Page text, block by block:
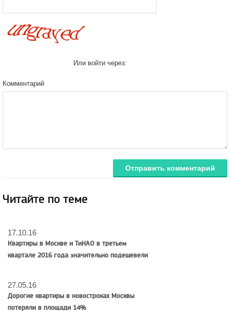
Или войти через:
Комментарий
Отправить комментарий
Читайте по теме
17.10.16
Квартиры в Москве и ТиНАО в третьем
квартале 2016 года значительно подешевели
27.05.16
Дорогие квартиры в новостроках Москвы
потеряли в площади 14%